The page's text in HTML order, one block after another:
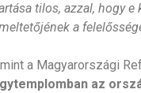
tilos, azzal, hogy
a
a Magyarországi
az